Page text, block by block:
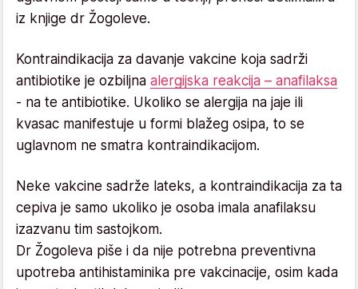
iz knjige dr Žogoleve.
Kontraindikacija za davanje vakcine koja sadrži
antibiotike je ozbiljna alergijska reakcija – anafilaksa
- na te antibiotike. Ukoliko se alergija na jaje ili
kvasac manifestuje u formi blažeg osipa, to se
uglavnom ne smatra kontraindikacijom.
Neke vakcine sadrže lateks, a kontraindikacija za ta
cepiva je samo ukoliko je osoba imala anafilaksu
izazvanu tim sastojkom.
Dr Žogoleva piše i da nije potrebna preventivna
upotreba antihistaminika pre vakcinacije, osim kada